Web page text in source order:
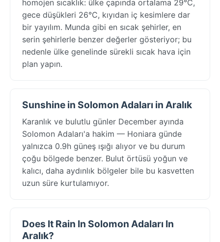
homojen sıcaklık: ülke çapında ortalama 29°C,
gece düşükleri 26°C, kıyıdan iç kesimlere dar
bir yayılım. Munda gibi en sıcak şehirler, en
serin şehirlerle benzer değerler gösteriyor; bu
nedenle ülke genelinde sürekli sıcak hava için
plan yapın.
Sunshine in Solomon Adaları in Aralık
Karanlık ve bulutlu günler December ayında
Solomon Adaları'a hakim — Honiara günde
yalnızca 0.9h güneş ışığı alıyor ve bu durum
çoğu bölgede benzer. Bulut örtüsü yoğun ve
kalıcı, daha aydınlık bölgeler bile bu kasvetten
uzun süre kurtulamıyor.
Does It Rain In Solomon Adaları In
Aralık?